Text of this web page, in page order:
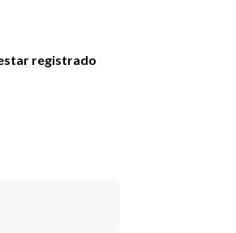
(Tipo C a
y un diseño
registrado